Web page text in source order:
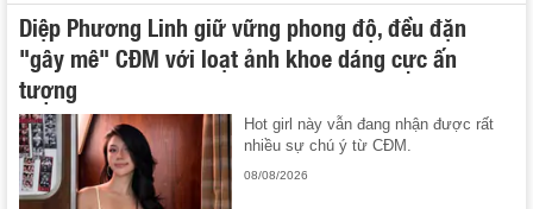
Diệp Phương Linh giữ vững phong độ, đều đặn
"gây mê" CĐM với loạt ảnh khoe dáng cực ấn
tượng
Hot girl này vẫn đang nhận được rất
nhiều sự chú ý từ CĐM.
08/08/2026